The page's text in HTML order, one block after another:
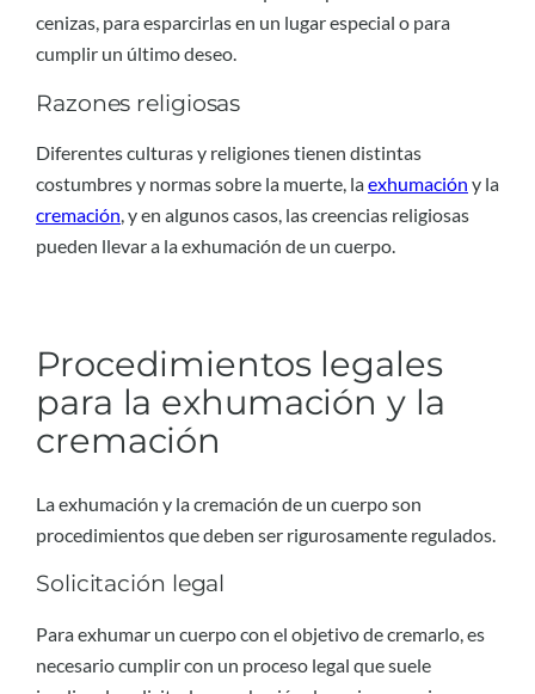
cenizas, para esparcirlas en un lugar especial o para
cumplir un último deseo.
Razones religiosas
Diferentes culturas y religiones tienen distintas
costumbres y normas sobre la muerte, laexhumación y la
cremación, y en algunos casos, las creencias religiosas
pueden llevar a la exhumación de un cuerpo.
Procedimientos legales
para la exhumación y la
cremación
La exhumación y la cremación de un cuerpo son
procedimientos que deben ser rigurosamente regulados.
Solicitación legal
Para exhumar un cuerpo con el objetivo de cremarlo, es
necesario cumplir con un proceso legal que suele